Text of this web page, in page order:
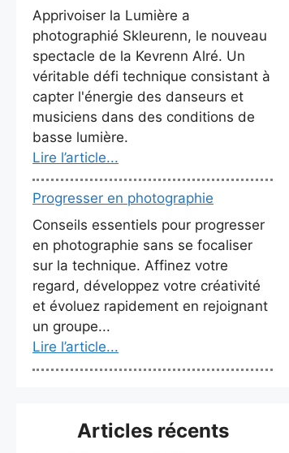
Apprivoiser la Lumière a
photographié Skleurenn, le nouveau
spectacle de la Kevrenn Alré. Un
véritable défi technique consistant à
capter l'énergie des danseurs et
musiciens dans des conditions de
basse lumière.
Lire l’article...
Progresser en photographie
Conseils essentiels pour progresser
en photographie sans se focaliser
sur la technique. Affinez votre
regard, développez votre créativité
et évoluez rapidement en rejoignant
un groupe...
Lire l’article...
Articles récents